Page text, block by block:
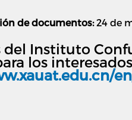
de documentos: 24 de
del Instituto
los